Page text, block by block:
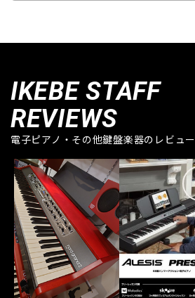
IKEBE STAFF
REVIEWS
電子ピアノ・その他鍵盤楽器のレビュー